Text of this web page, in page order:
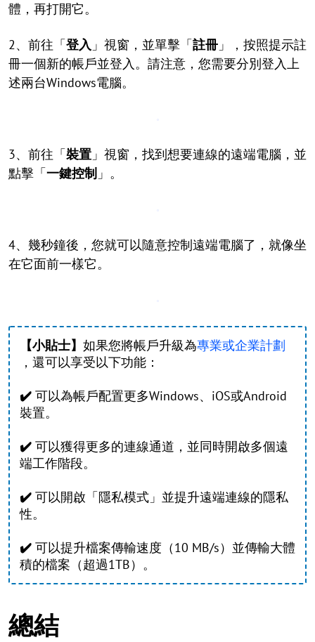
體，再打開它。
2、前往「登入 」視窗，並單擊「註冊 」，按照提示註
冊一個新的帳戶並登入。請注意，您需要分別登入上
述兩台Windows電腦。
3、前往「裝置 」視窗，找到想要連線的遠端電腦，並
點擊「一鍵控制 」。
4、幾秒鐘後，您就可以隨意控制遠端電腦了，就像坐
在它面前一樣它。
【小貼士】 如果您將帳戶升級為專業或企業計劃
，還可以享受以下功能：
✔️ 可以為帳戶配置更多Windows、iOS或Android
裝置。
✔️ 可以獲得更多的連線通道，並同時開啟多個遠
端工作階段。
✔️ 可以開啟「隱私模式」並提升遠端連線的隱私
性。
✔️ 可以提升檔案傳輸速度（10 MB/s）並傳輸大體
積的檔案（超過1TB）。
總結